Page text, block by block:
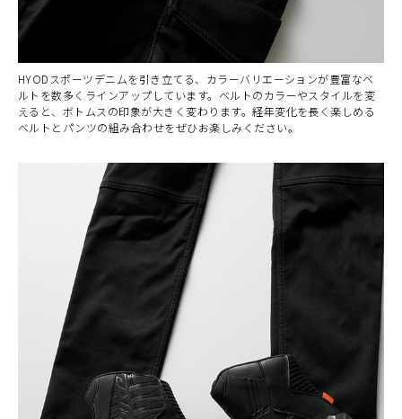
HYODスポーツデニムを引き立てる、カラーバリエーションが豊富なベ
ルトを数多くラインアップしています。ベルトのカラーやスタイルを変
えると、ボトムスの印象が大きく変わります。経年変化を長く楽しめる
ベルトとパンツの組み合わせをぜひお楽しみください。
カラー・サイズ選択
¥25,850(税込)
カートに入れる
BEIGE
30
¥25,850(税込)
カートに入れる
BEIGE
31
¥25,850
カートに入れる
BEIGE
32
¥25,850 (税込)
カートに入れる